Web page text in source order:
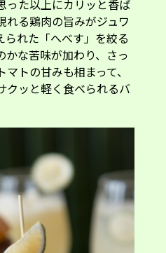
られた「へべす」を絞る
かな苦味が加わり、さっ
マトの甘みも相まって、
クッと軽く食べられるバ